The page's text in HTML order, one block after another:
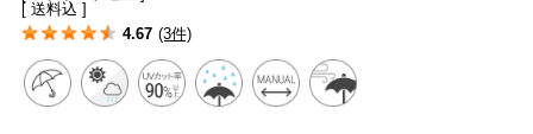
[ 送料込 ]
4.67 (3件)